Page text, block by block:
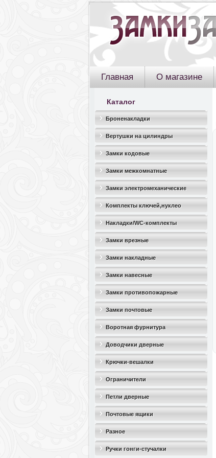
Главная О магазине
Каталог
Броненакладки
Вертушки на цилиндры
Замки кодовые
Замки межкомнатные
Замки электромеханические
Комплекты ключей,нуклео
Накладки/WC-комплекты
Замки врезные
Замки накладные
Замки навесные
Замки противопожарные
Замки почтовые
Воротная фурнитура
Доводчики дверные
Крючки-вешалки
Ограничители
дверные(стопоры)
Петли дверные
Почтовые ящики
Разное
Ручки гонги-стучалки